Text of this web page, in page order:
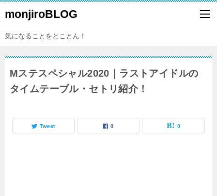
monjiroBLOG
気になることをとことん！
Mステスペシャル2020｜ラストアイドルの
タイムテーブル・セトリ紹介！
Tweet 0 0